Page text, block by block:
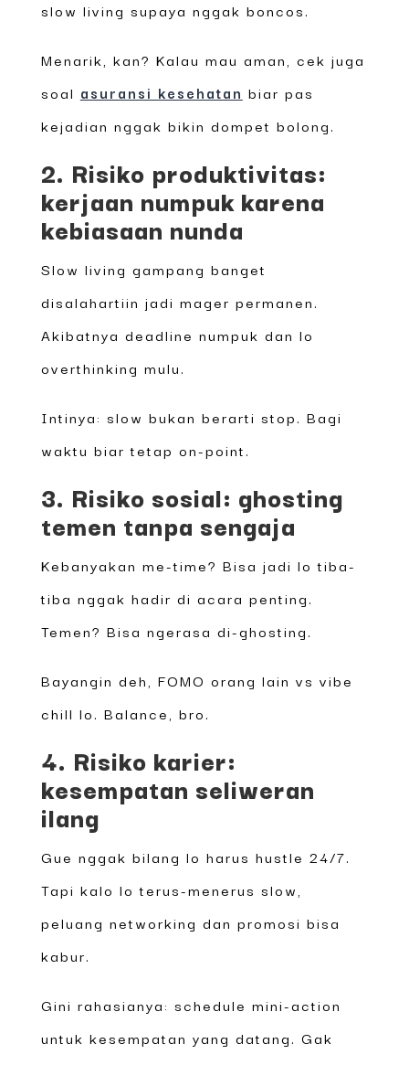
slow living supaya nggak boncos.
Menarik, kan? Kalau mau aman, cek juga
soal asuransi kesehatan biar pas
kejadian nggak bikin dompet bolong.
2. Risiko produktivitas:
kerjaan numpuk karena
kebiasaan nunda
Slow living gampang banget
disalahartiin jadi mager permanen.
Akibatnya deadline numpuk dan lo
overthinking mulu.
Intinya: slow bukan berarti stop. Bagi
waktu biar tetap on-point.
3. Risiko sosial: ghosting
temen tanpa sengaja
Kebanyakan me-time? Bisa jadi lo tiba-
tiba nggak hadir di acara penting.
Temen? Bisa ngerasa di-ghosting.
Bayangin deh, FOMO orang lain vs vibe
chill lo. Balance, bro.
4. Risiko karier:
kesempatan seliweran
ilang
Gue nggak bilang lo harus hustle 24/7.
Tapi kalo lo terus-menerus slow,
peluang networking dan promosi bisa
kabur.
Gini rahasianya: schedule mini-action
untuk kesempatan yang datang. Gak